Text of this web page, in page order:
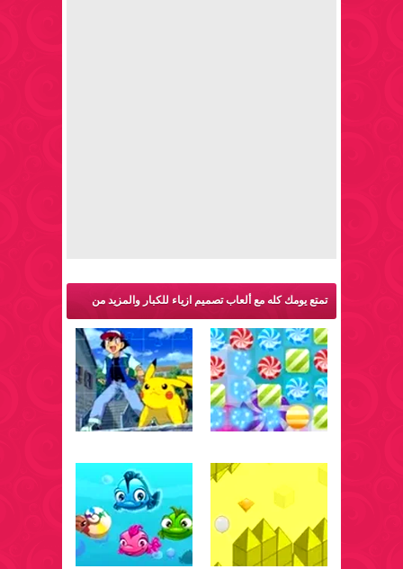
تمتع يومك كله مع ألعاب تصميم ازياء للكبار والمزيد من
ألعاب متنوعة: